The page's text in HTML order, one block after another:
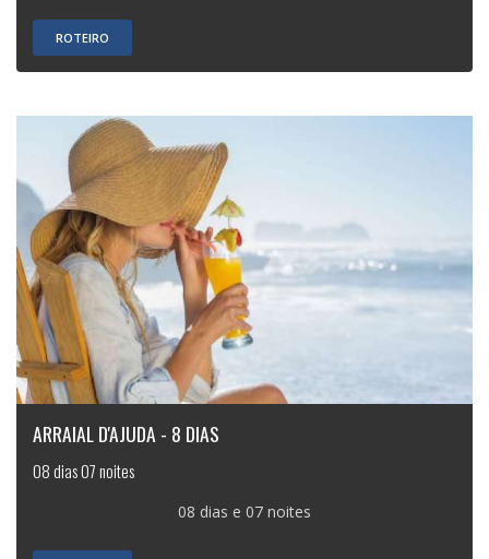
ROTEIRO
ARRAIAL D'AJUDA - 8 DIAS
08 dias 07 noites
08 dias e 07 noites